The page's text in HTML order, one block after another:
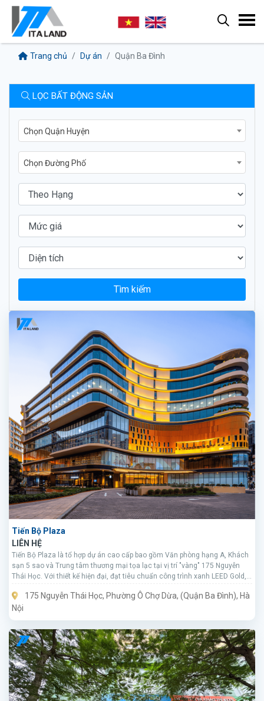
Trang chủ Dự án Quận Ba Đình
LỌC BẤT ĐỘNG SẢN
Chọn Quận Huyện
Chọn Đường Phố
Tìm kiếm
Tiến Bộ Plaza
LIÊN HỆ
Tiến Bộ Plaza là tổ hợp dự án cao cấp bao gồm Văn phòng hạng A, Khách
sạn 5 sao và Trung tâm thương mại tọa lạc tại vị trí "vàng" 175 Nguyễn
Thái Học. Với thiết kế hiện đại, đạt tiêu chuẩn công trình xanh LEED Gold,
lớn muốn khẳng định vị thế tại Thủ đô.
175 Nguyễn Thái Học, Phường Ô Chợ Dừa, (Quận Ba Đình), Hà
Nội